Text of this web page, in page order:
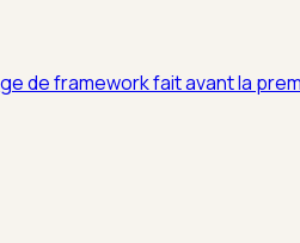
de framework fait avant la